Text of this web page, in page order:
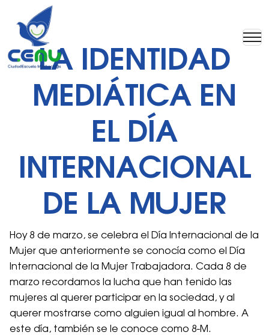
LA IDENTIDAD
MEDIÁTICA EN
EL DÍA
INTERNACIONAL
DE LA MUJER
Hoy 8 de marzo, se celebra el Día Internacional de la
Mujer que anteriormente se conocía como el Día
Internacional de la Mujer Trabajadora. Cada 8 de
marzo recordamos la lucha que han tenido las
mujeres al querer participar en la sociedad, y al
querer mostrarse como alguien igual al hombre. A
este día, también se le conoce como 8-M.